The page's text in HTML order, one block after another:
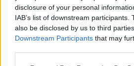
disclosure of your personal
IAB’s list of downstream participants.
also be disclosed by us to third
Downstream Participants that may